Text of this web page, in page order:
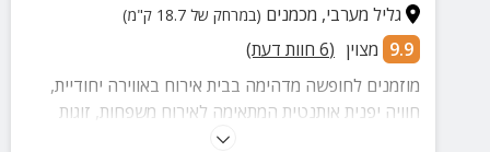
גליל מערבי, מכמנים (במרחק של 18.7 ק"מ)
9.9 מצוין (
6 חוות דעת)
מוזמנים לחופשה מדהימה בבית אירוח באווירה יחודיית,
חוויה יפנית אותנטית המתאימה לאירוח משפחות, זוגות
וקבוצות במתחם מסעדה יפנית, אפשרות לטקס תה מסורתי